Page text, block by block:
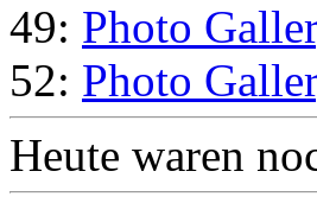
49: Photo
52: Photo
Heute waren